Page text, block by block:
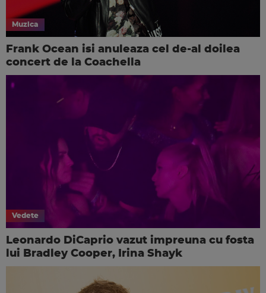
Muzica
Frank Ocean isi anuleaza cel de-al doilea
concert de la Coachella
Vedete
Leonardo DiCaprio vazut impreuna cu fosta
lui Bradley Cooper, Irina Shayk